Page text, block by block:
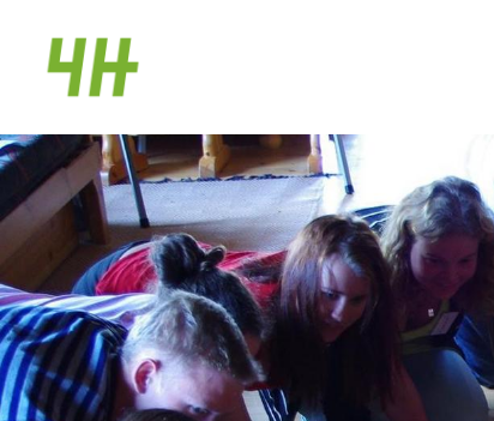
sivun
sisältöön
Sodankylän 4H-yhdistys ry